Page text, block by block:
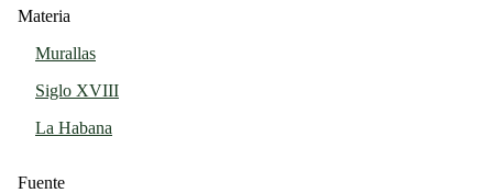
Materia
Murallas
Siglo XVIII
La Habana
Fuente